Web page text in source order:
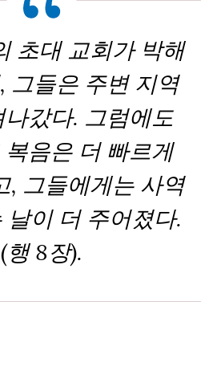
초대 교회가 박해
그들은 주변 지역
갔다. 그럼에도
복음은 더 빠르게
, 그들에게는 사역
날이 더 주어졌다.
(행 8장).